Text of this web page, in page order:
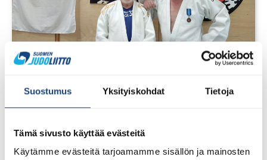
Suostumus Yksityiskohdat Tietoja
Tämä sivusto käyttää evästeitä
Käytämme evästeitä tarjoamamme sisällön ja mainosten
1.8.2026
Pentti Vauhkoselle harvinainen